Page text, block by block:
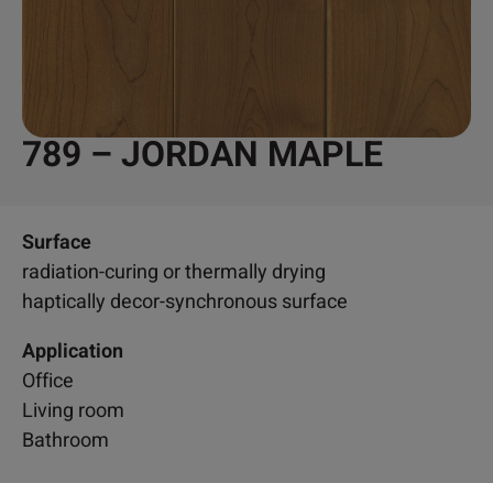
789 – JORDAN MAPLE
Surface
radiation-curing or thermally drying
haptically decor-synchronous surface
Application
Office
Living room
Bathroom